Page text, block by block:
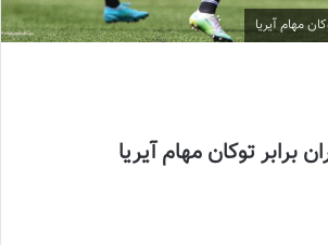
مهام آیریا
برابر توکان مهام آیریا